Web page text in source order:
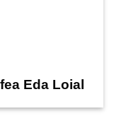
Eda Loial